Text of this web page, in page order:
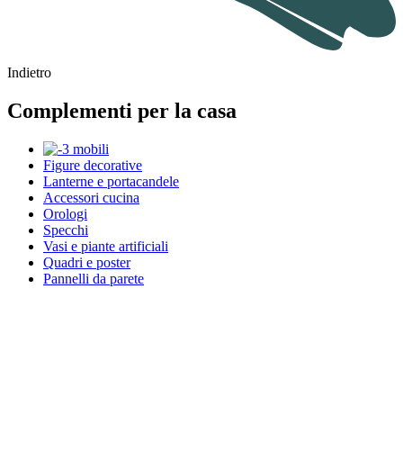
Indietro
Complementi per la casa
Figure decorative
Lanterne e portacandele
Accessori cucina
Orologi
Specchi
Vasi e piante artificiali
Quadri e poster
Pannelli da parete